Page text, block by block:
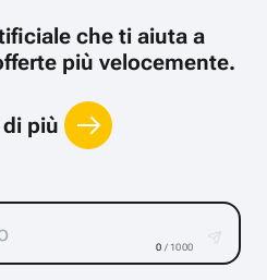
che ti aiuta a
più velocemente.
più
0 / 1000